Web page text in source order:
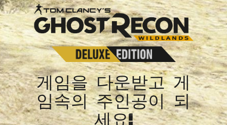
게임을 다운받고 게
임속의 주인공이 되
세요!